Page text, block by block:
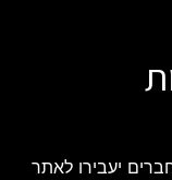
יעבירו לאתר